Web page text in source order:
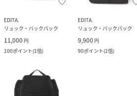
EDITA.
リュック・バックパック
11,000 円
100ポイント(1倍)
EDITA.
リュック・バックパック
9,900 円
90ポイント(1倍)